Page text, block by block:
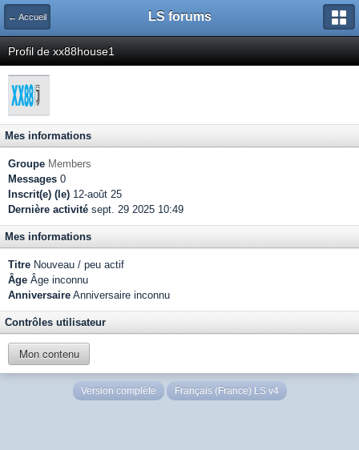
← Accueil LS forums
Profil de xx88house1
Mes informations
Groupe Members
Messages 0
Inscrit(e) (le) 12-août 25
Dernière activité sept. 29 2025 10:49
Mes informations
Titre Nouveau / peu actif
Âge Âge inconnu
Anniversaire Anniversaire inconnu
Contrôles utilisateur
Mon contenu
Version complète Français (France) LS v4